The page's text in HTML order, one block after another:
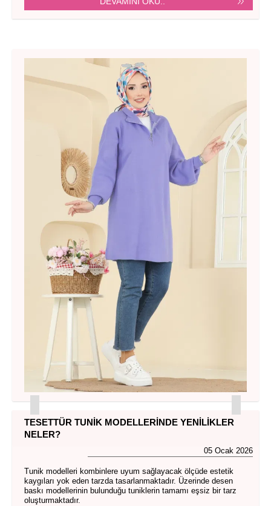
TESETTÜR TUNIK MODELLERINDE YENILIKLER
NELER?
05 Ocak 2026
Tunik modelleri kombinlere uyum sağlayacak ölçüde estetik
kaygıları yok eden tarzda tasarlanmaktadır. Üzerinde desen
baskı modellerinin bulunduğu tuniklerin tamamı eşsiz bir tarz
oluşturmaktadır.